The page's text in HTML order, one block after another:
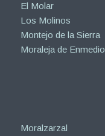
El Molar
Los Molinos
Montejo de la Sierra
Moraleja de Enmedio
Moralzarzal